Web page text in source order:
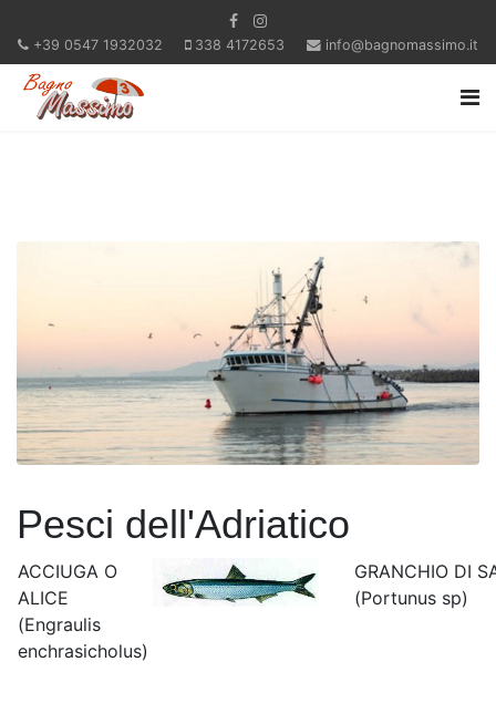
+39 0547 1932032 338 4172653 info@bagnomassimo.it
Pesci dell'Adriatico
ACCIUGA O
ALICE
(Engraulis
enchrasicholus)
GRANCHIO DI
(Portunus sp)